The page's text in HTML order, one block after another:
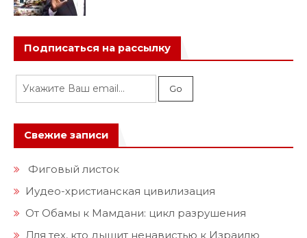
Подписаться на рассылку
Свежие записи
Фиговый листок
Иудео-христианская цивилизация
От Обамы к Мамдани: цикл разрушения
Для тех, кто дышит ненавистью к Израилю